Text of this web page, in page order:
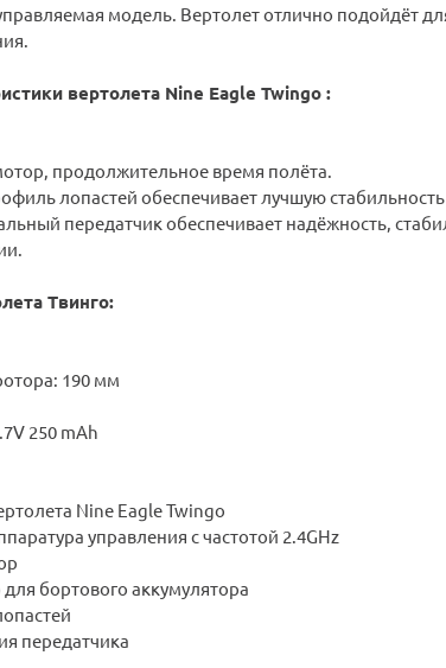
модель. Вертолет отлично подойдёт
вертолета Nine Eagle Twingo :
продолжительное время полёта.
лопастей обеспечивает лучшую стабильность
передатчик обеспечивает надёжность,
Твинго:
190 мм
250 mAh
Nine Eagle Twingo
управления с частотой 2.4GHz
для бортового аккумулятора
передатчика